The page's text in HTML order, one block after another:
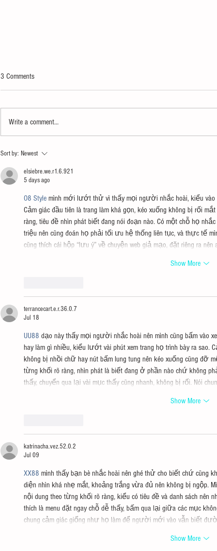
FOUND Magazine Brings 25th
3 Comments
Write a comment...
Sort by: Newest
elsiebre.we.r1.6.921
5 days ago
O8 Style mình mới lướt thử vì thấy mọi người nhắc hoài, kiểu vào
Cảm giác đầu tiên là trang làm khá gọn, kéo xuống không bị rối
ràng, tiêu đề nhìn phát biết đang nói đoạn nào. Có một chỗ họ
triệu nên cũng đoán họ phải tối ưu hệ thống liên tục, và thực tế
cũng thích cái hộp “lưu ý” về chuyện web giả mạo, đặt riêng ra
Show More
terrancecart.e.r.36.0.7
Jul 18
UU88 dạo này thấy mọi người nhắc hoài nên mình cũng bấm vào
hay làm gì nhiều, kiểu lướt vài phút xem trang họ trình bày ra sao.
không bị nhồi chữ hay nút bấm lung tung nên kéo xuống cũng đỡ
từng khối rõ ràng, nhìn phát là biết đang ở phần nào chứ không
thấy, chuyển qua lại vài mục thấy cũng nhanh, không bị rối. Nói
Show More
katrinacha.vez.52.0.2
Jul 09
XX88 mình thấy bạn bè nhắc hoài nên ghé thử cho biết chứ cũng
diện nhìn khá nhẹ mắt, khoảng trắng vừa đủ nên không bị ngộp.
nội dung theo từng khối rõ ràng, kiểu có tiêu đề và danh sách nên
thích là menu đặt ngay chỗ dễ thấy, bấm qua lại giữa các mục
chung cảm giác giống như họ làm để người mới vào vẫn biết
Show More